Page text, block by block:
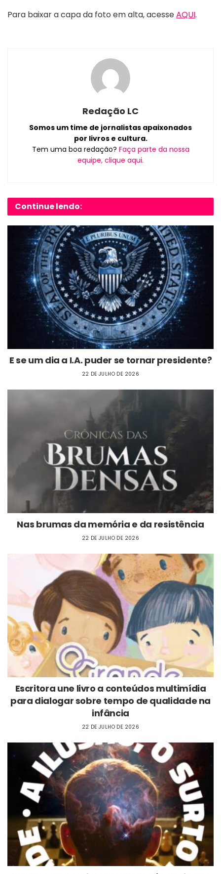
Para baixar a capa da foto em alta, acesseAQUI.
Redação LC
Somos um time de jornalistas apaixonados
por livros e cultura.
Tem uma boa redação? Faça parte da nossa
equipe, clique aqui.
Continue lendo:
E se um dia a I.A. puder se tornar presidente?
22 DE JULHO DE 2026
Nas brumas da memória e da resistência
22 DE JULHO DE 2026
Escritora une livro a conteúdos multimídia
para dialogar sobre tempo de qualidade na
infância
22 DE JULHO DE 2026